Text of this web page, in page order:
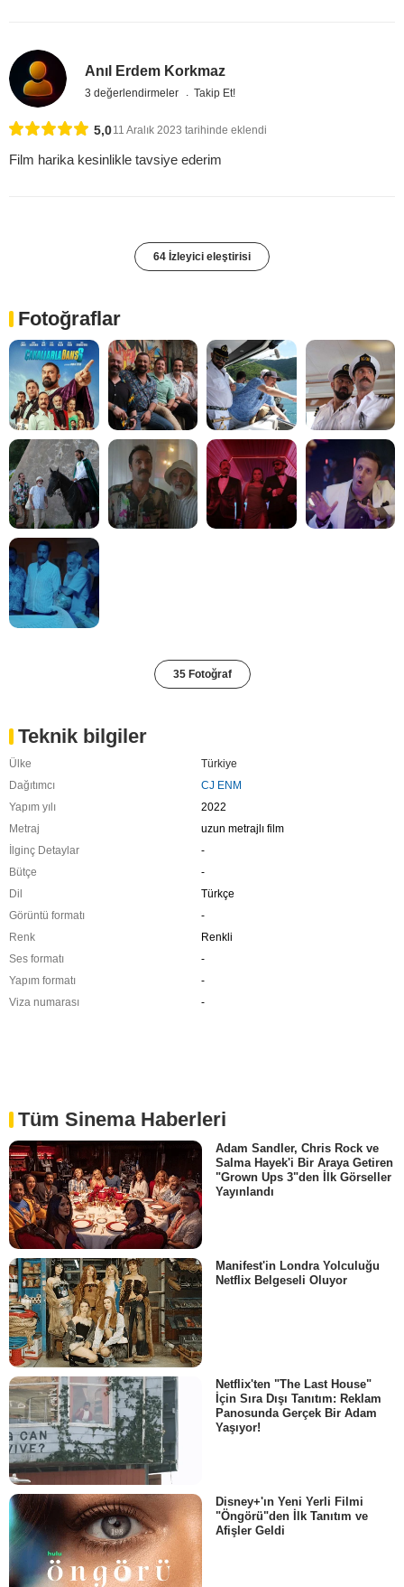
Anıl Erdem Korkmaz
3 değerlendirmeler Takip Et!
5,011 Aralık 2023 tarihinde eklendi
Film harika kesinlikle tavsiye ederim
64 İzleyici eleştirisi
Fotoğraflar
35 Fotoğraf
Teknik bilgiler
Ülke
Türkiye
Dağıtımcı
CJ ENM
Yapım yılı
2022
Metraj
uzun metrajlı film
İlginç Detaylar
-
Bütçe
-
Dil
Türkçe
Görüntü formatı
-
Renk
Renkli
Ses formatı
-
Yapım formatı
-
Viza numarası
-
Tüm Sinema Haberleri
Adam Sandler, Chris Rock ve
Salma Hayek'i Bir Araya Getiren
"Grown Ups 3"den İlk Görseller
Yayınlandı
Manifest'in Londra Yolculuğu
Netflix Belgeseli Oluyor
Netflix'ten "The Last House"
İçin Sıra Dışı Tanıtım: Reklam
Panosunda Gerçek Bir Adam
Yaşıyor!
Disney+'ın Yeni Yerli Filmi
"Öngörü"den İlk Tanıtım ve
Afişler Geldi